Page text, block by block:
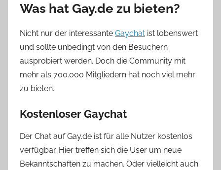
Was hat Gay.de zu bieten?
Nicht nur der interessante Gaychat ist lobenswert
und sollte unbedingt von den Besuchern
ausprobiert werden. Doch die Community mit
mehr als 700.000 Mitgliedern hat noch viel mehr
zu bieten.
Kostenloser Gaychat
Der Chat auf Gay.de ist für alle Nutzer kostenlos
verfügbar. Hier treffen sich die User um neue
Bekanntschaften zu machen. Oder vielleicht auch